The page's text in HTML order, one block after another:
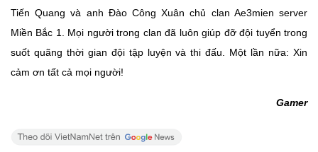
Tiến Quang và anh Đào Công Xuân chủ clan Ae3mien server
Miền Bắc 1. Mọi người trong clan đã luôn giúp đỡ đội tuyển trong
suốt quãng thời gian đội tập luyện và thi đấu. Một lần nữa: Xin
cảm ơn tất cả mọi người!
Gamer